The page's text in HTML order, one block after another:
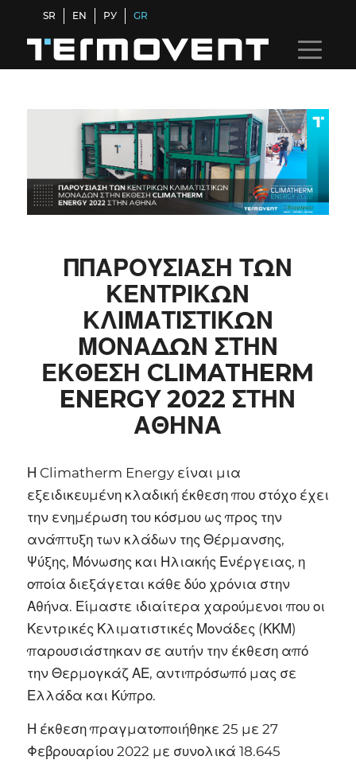
SR EN РУ GR
ΠΠΑΡΟΥΣΙΑΣΗ ΤΩΝ
ΚΕΝΤΡΙΚΩΝ
ΚΛΙΜΑΤΙΣΤΙΚΩΝ
ΜΟΝΑΔΩΝ ΣΤΗΝ
ΕΚΘΕΣΗ CLIMATHERM
ENERGY 2022 ΣΤΗΝ
ΑΘΗΝΑ
Η Climatherm Energy είναι μια
εξειδικευμένη κλαδική έκθεση που στόχο έχει
την ενημέρωση του κόσμου ως προς την
ανάπτυξη των κλάδων της Θέρμανσης,
Ψύξης, Μόνωσης και Ηλιακής Ενέργειας, η
οποία διεξάγεται κάθε δύο χρόνια στην
Αθήνα. Είμαστε ιδιαίτερα χαρούμενοι που οι
Κεντρικές Κλιματιστικές Μονάδες (ΚΚΜ)
παρουσιάστηκαν σε αυτήν την έκθεση από
την Θερμογκάζ ΑΕ, αντιπρόσωπό μας σε
Ελλάδα και Κύπρο.
Η έκθεση πραγματοποιήθηκε 25 με 27
Φεβρουαρίου 2022 με συνολικά 18.645